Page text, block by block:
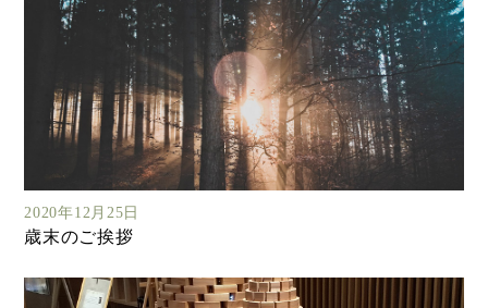
2020年12月25日
歳末のご挨拶